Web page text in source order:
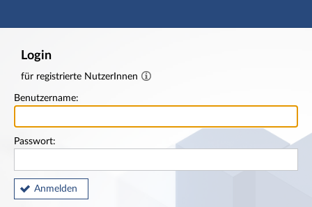
Hauptnavigation
Login
für registrierte NutzerInnen
Benutzername:
Passwort:
Anmelden